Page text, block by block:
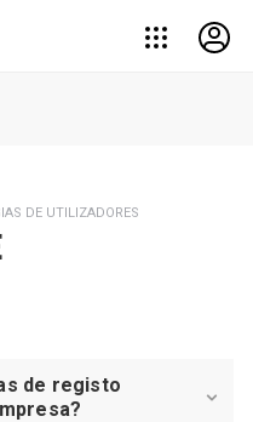
DE UTILIZADORES
de registo